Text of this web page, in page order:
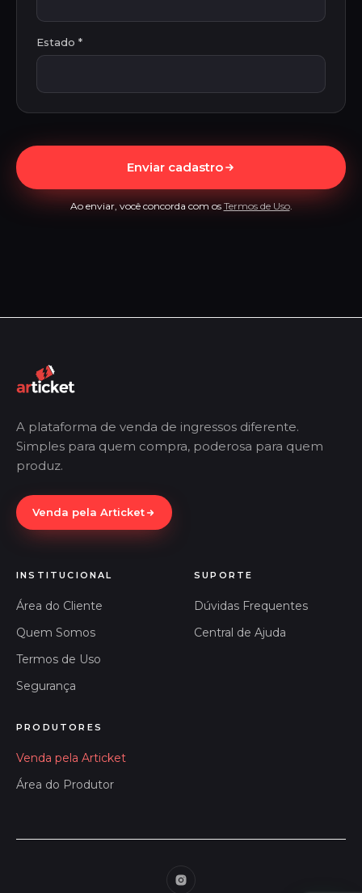
Estado *
Enviar cadastro
Ao enviar, você concorda com os Termos de Uso.
A plataforma de venda de ingressos diferente.
Simples para quem compra, poderosa para quem
produz.
Venda pela Articket
INSTITUCIONAL
Área do Cliente
Quem Somos
Termos de Uso
Segurança
SUPORTE
Dúvidas Frequentes
Central de Ajuda
PRODUTORES
Venda pela Articket
Área do Produtor